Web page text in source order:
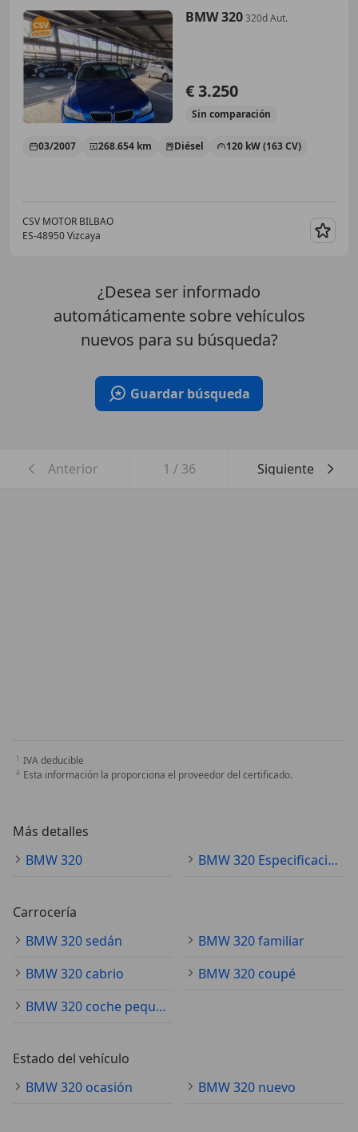
BMW 320320d Aut.
€ 3.250
Sin comparación
03/2007 268.654 km Diésel 120 kW (163 CV)
CSV MOTOR BILBAO
ES-48950 Vizcaya
¿Desea ser informado
automáticamente sobre vehículos
nuevos para su búsqueda?
Guardar búsqueda
Anterior 1 / 36 Siguiente
IVA deducible
Esta información la proporciona el proveedor del certificado.
Más detalles
BMW 320
BMW 320 Especificaciones técnicas
Carrocería
BMW 320 sedán
BMW 320 familiar
BMW 320 cabrio
BMW 320 coupé
BMW 320 coche pequeño
Estado del vehículo
BMW 320 ocasión
BMW 320 nuevo